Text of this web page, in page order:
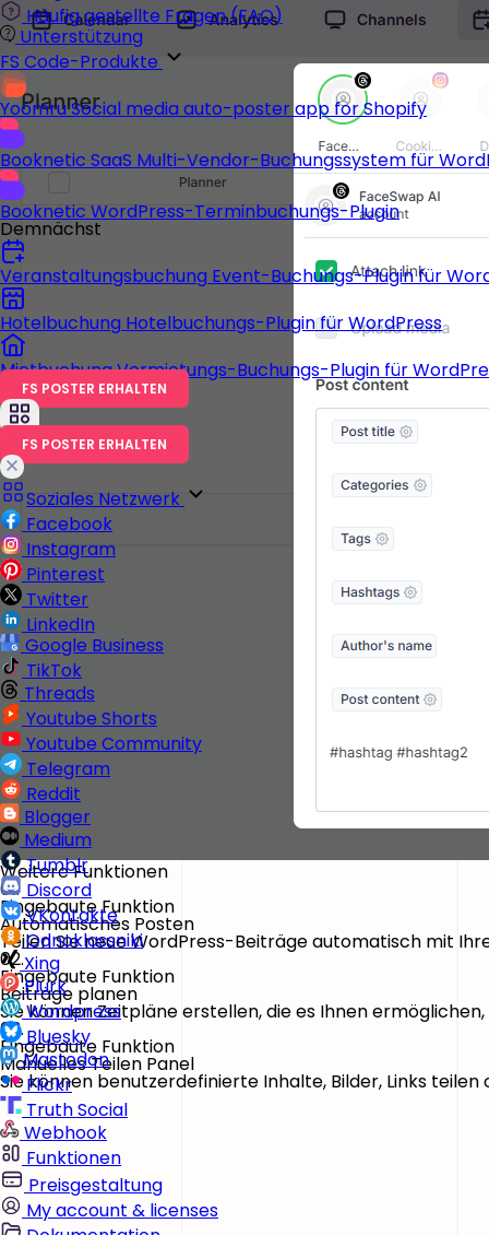
Häufig gestellte Fragen (FAQ)
Unterstützung
FS Code-Produkte
Yoomru Social media auto-poster app for Shopify
Booknetic SaaS Multi-Vendor-Buchungssystem für
Booknetic WordPress-Terminbuchungs-Plugin
Demnächst
Veranstaltungsbuchung Event-Buchungs-Plugin für
Hotelbuchung Hotelbuchungs-Plugin für WordPress
MietbuchungVermietungs-Buchungs-Plugin für
FS POSTER ERHALTEN
FS POSTER ERHALTEN
Soziales Netzwerk
Facebook
Instagram
Pinterest
Twitter
LinkedIn
Google Business
TikTok
Threads
Youtube Shorts
Youtube Community
Telegram
Reddit
Blogger
Medium
Tumblr
Discord
VKontakte
Odnoklassniki
Xing
Plurk
Wordpress
Bluesky
Mastodon
Flickr
Truth Social
Webhook
Funktionen
Preisgestaltung
My account & licenses
Weitere Funktionen
01.
Eingebaute Funktion
Automatisches Posten
Teilen Sie neue WordPress-Beiträge automatisch mit
02.
Eingebaute Funktion
Beiträge planen
Sie können Zeitpläne erstellen, die es Ihnen
03.
Eingebaute Funktion
Manuelles Teilen Panel
Sie können benutzerdefinierte Inhalte, Bilder, Links